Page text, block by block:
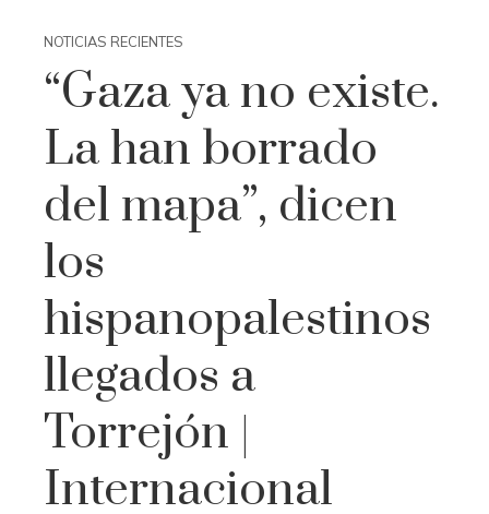
NOTICIAS RECIENTES
“Gaza ya no existe.
La han borrado
del mapa”, dicen
los
hispanopalestinos
llegados a
Torrejón |
Internacional